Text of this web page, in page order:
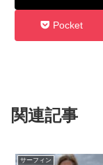
Pocket
関連記事
サーフィン